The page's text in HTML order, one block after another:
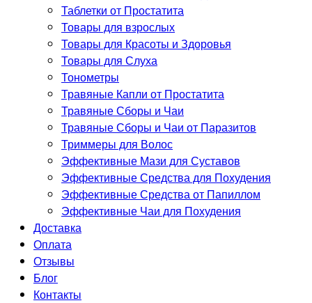
Таблетки от Простатита
Товары для взрослых
Товары для Красоты и Здоровья
Товары для Слуха
Тонометры
Травяные Капли от Простатита
Травяные Сборы и Чаи
Травяные Сборы и Чаи от Паразитов
Триммеры для Волос
Эффективные Мази для Суставов
Эффективные Средства для Похудения
Эффективные Средства от Папиллом
Эффективные Чаи для Похудения
Доставка
Оплата
Отзывы
Блог
Контакты